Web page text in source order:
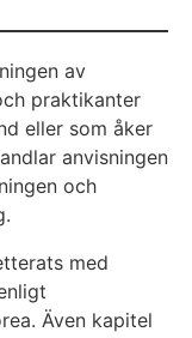
av
praktikanter
eller som åker
anvisningen
och
med
Även kapitel